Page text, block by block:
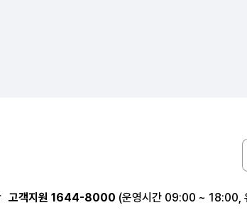
고객지원 1644-8000 (운영시간 09:00 ~ 18:00,